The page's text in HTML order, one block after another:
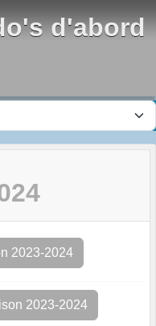
d'abord
2023-2024
2023-2024